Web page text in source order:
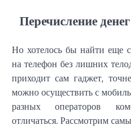
Перечисление
Но хотелось бы найти еще
на телефон без лишних
приходит сам гаджет,
можно осуществить с
разных операторов
отличаться. Рассмотрим